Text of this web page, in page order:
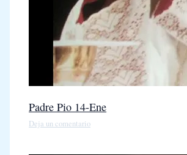
Padre Pio 14-Ene
Deja un comentario